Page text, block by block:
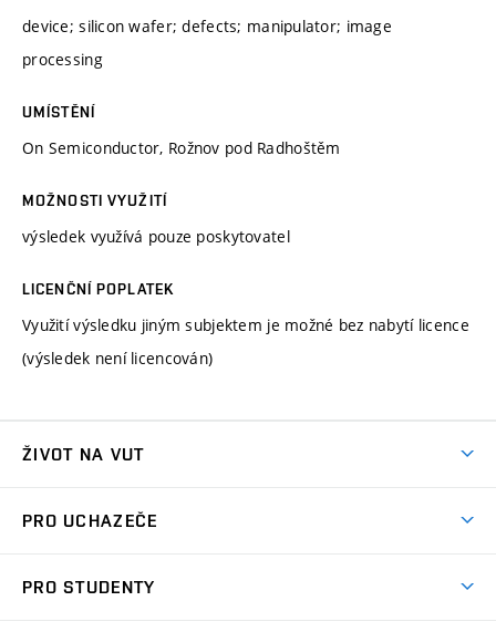
device; silicon wafer; defects; manipulator; image
processing
UMÍSTĚNÍ
On Semiconductor, Rožnov pod Radhoštěm
MOŽNOSTI VYUŽITÍ
výsledek využívá pouze poskytovatel
LICENČNÍ POPLATEK
Využití výsledku jiným subjektem je možné bez nabytí licence
(výsledek není licencován)
ŽIVOT NA VUT
Koleje
PRO UCHAZEČE
PRO STUDENTY